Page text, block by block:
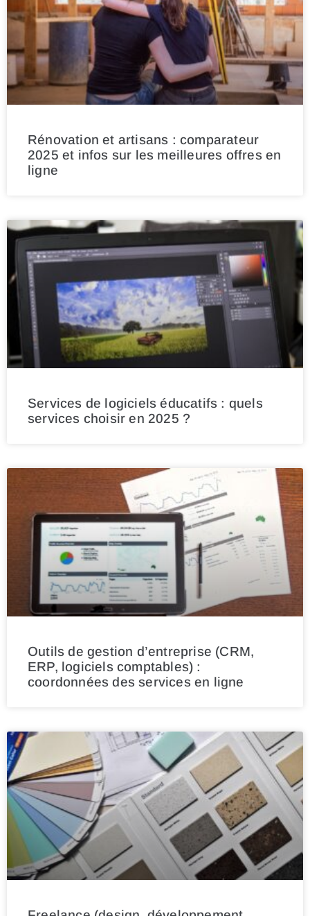
Rénovation et artisans : comparateur
2025 et infos sur les meilleures offres en
ligne
Services de logiciels éducatifs : quels
services choisir en 2025 ?
Outils de gestion d’entreprise (CRM,
ERP, logiciels comptables) :
coordonnées des services en ligne